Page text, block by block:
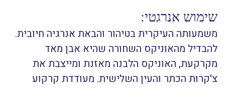
שימוש אנרגטי:
משמעותה העיקרית בטיהור והבאת אנרגיה חיובית.
להבדיל מהאוניקס השחורה שהיא אבן מאד
מקרקעת, האוניקס הלבנה מאזנת ומייצבת את
צ'קרות הכתר והעין השלישית. מעודדת קרקוע